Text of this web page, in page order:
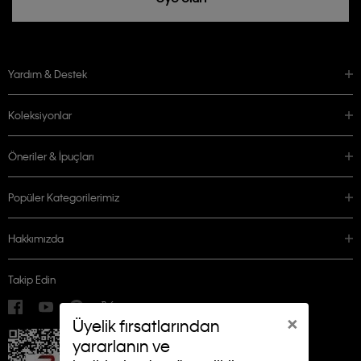
×
Üyelik fırsatlarından
yararlanın ve
Yardım & Destek
Koleksiyonlar
Öneriler & İpuçları
Popüler Kategorilerimiz
Hakkımızda
Takip Edin